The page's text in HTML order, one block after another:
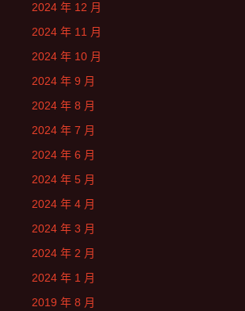
2024 年 12 月
2024 年 11 月
2024 年 10 月
2024 年 9 月
2024 年 8 月
2024 年 7 月
2024 年 6 月
2024 年 5 月
2024 年 4 月
2024 年 3 月
2024 年 2 月
2024 年 1 月
2019 年 8 月